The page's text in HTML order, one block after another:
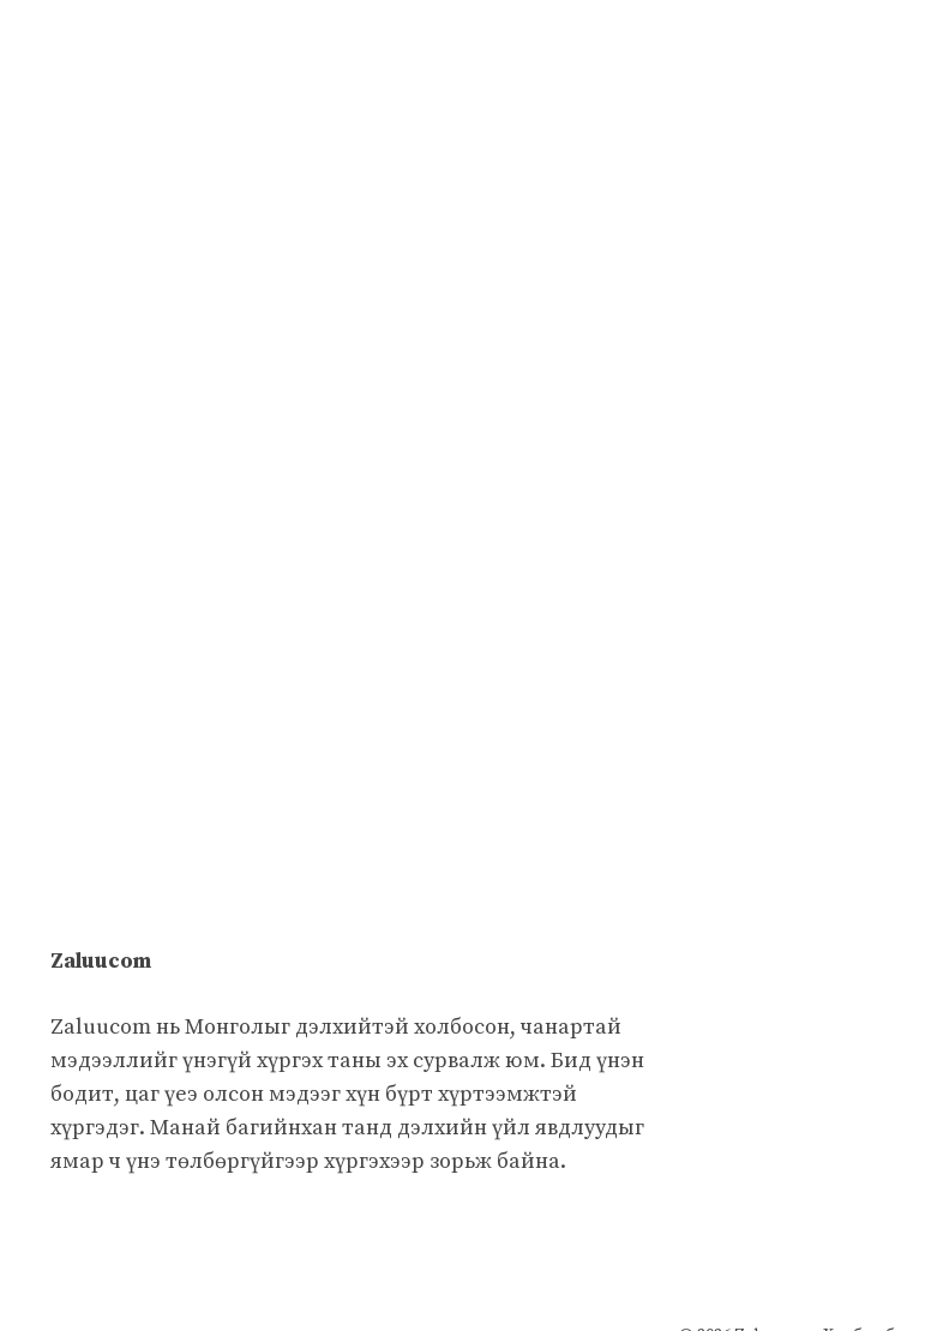
Zaluucom
Zaluucom нь Монголыг дэлхийтэй холбосон, чанартай
мэдээллийг үнэгүй хүргэх таны эх сурвалж юм. Бид үнэн
бодит, цаг үеэ олсон мэдээг хүн бүрт хүртээмжтэй
хүргэдэг. Манай багийнхан танд дэлхийн үйл явдлуудыг
ямар ч үнэ төлбөргүйгээр хүргэхээр зорьж байна.